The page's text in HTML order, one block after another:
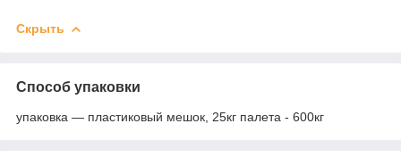
Скрыть
Способ упаковки
упаковка — пластиковый мешок, 25кг палета - 600кг